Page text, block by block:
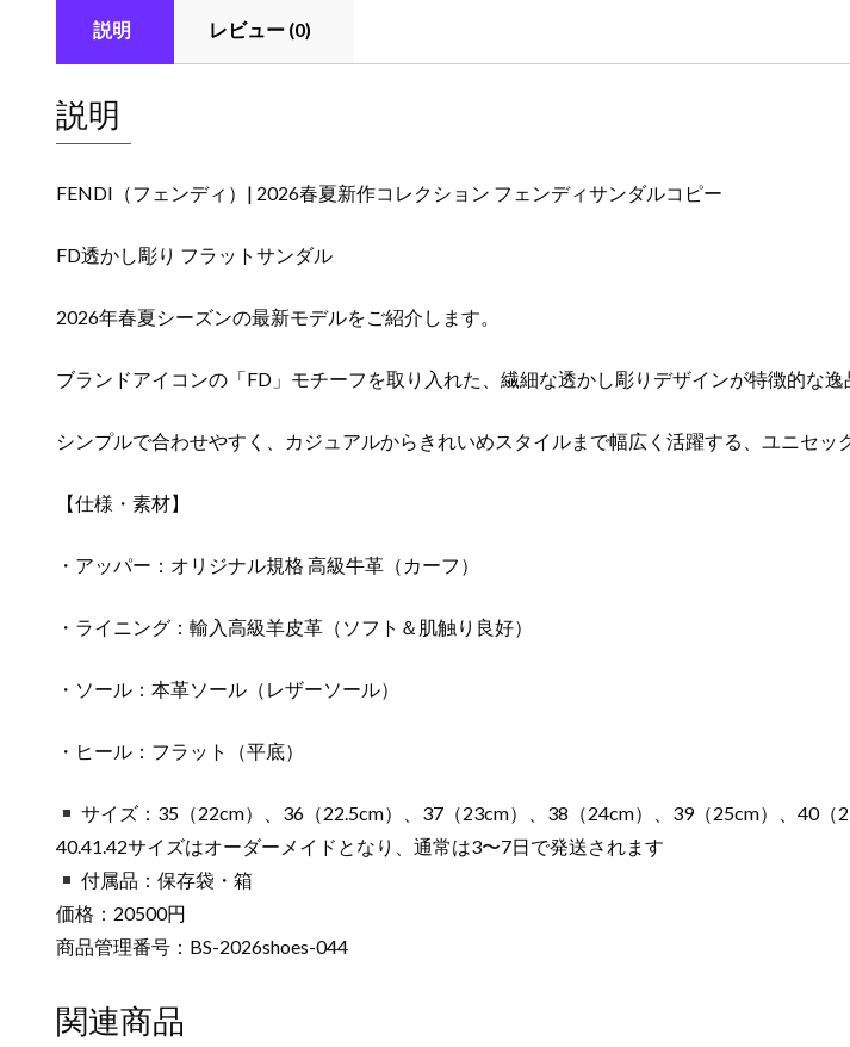
説明 レビュー (0)
説明
FENDI（フェンディ）| 2026春夏新作コレクション フェンディサンダルコピー
FD透かし彫り フラットサンダル
2026年春夏シーズンの最新モデルをご紹介します。
ブランドアイコンの「FD」モチーフを取り入れた、繊細な透かし彫りデザインが特徴的な逸
シンプルで合わせやすく、カジュアルからきれいめスタイルまで幅広く活躍する、ユニセッ
【仕様・素材】
・アッパー：オリジナル規格 高級牛革（カーフ）
・ライニング：輸入高級羊皮革（ソフト＆肌触り良好）
・ソール：本革ソール（レザーソール）
・ヒール：フラット（平底）
サイズ：35（22cm）、36（22.5cm）、37（23cm）、38（24cm）、39（25cm）、40（
40.41.42サイズはオーダーメイドとなり、通常は3〜7日で発送されます
付属品：保存袋・箱
価格：20500円
商品管理番号：BS-2026shoes-044
関連商品